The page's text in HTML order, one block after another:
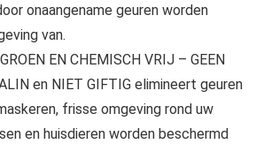
onaangename geuren worden
van.
EN CHEMISCH VRIJ – GEEN
en NIET GIFTIG elimineert geuren
frisse omgeving rond uw
en huisdieren worden beschermd